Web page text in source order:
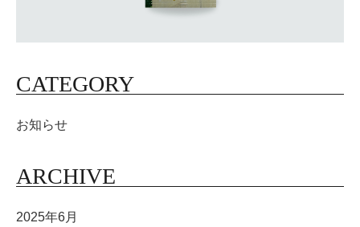
CATEGORY
お知らせ
ARCHIVE
2025年6月